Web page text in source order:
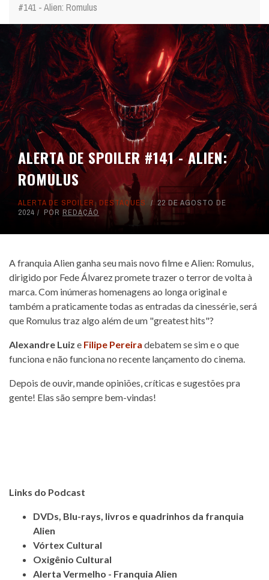
#141 - Alien: Romulus
ALERTA DE SPOILER #141 - ALIEN:
ROMULUS
ALERTA DE SPOILER, DESTAQUES
22 DE AGOSTO DE
2024
POR REDAÇÃO
A franquia Alien ganha seu mais novo filme e Alien: Romulus,
dirigido por Fede Álvarez promete trazer o terror de volta à
marca. Com inúmeras homenagens ao longa original e
também a praticamente todas as entradas da cinessérie, será
que Romulus traz algo além de um "greatest hits"?
Alexandre Luiz e Filipe Pereira debatem se sim e o que
funciona e não funciona no recente lançamento do cinema.
Depois de ouvir, mande opiniões, críticas e sugestões pra
gente! Elas são sempre bem-vindas!
Links do Podcast
DVDs, Blu-rays, livros e quadrinhos da franquia
Alien
Vórtex Cultural
Oxigênio Cultural
Alerta Vermelho - Franquia Alien